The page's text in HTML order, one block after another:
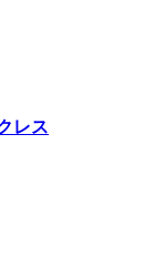
レス